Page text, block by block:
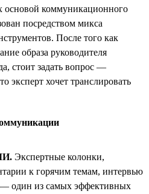
основой коммуникационного
посредством микса
После того как
образа руководителя
стоит задать вопрос —
эксперт хочет транслировать
Экспертные колонки,
к горячим темам, интервью
один из самых эффективных